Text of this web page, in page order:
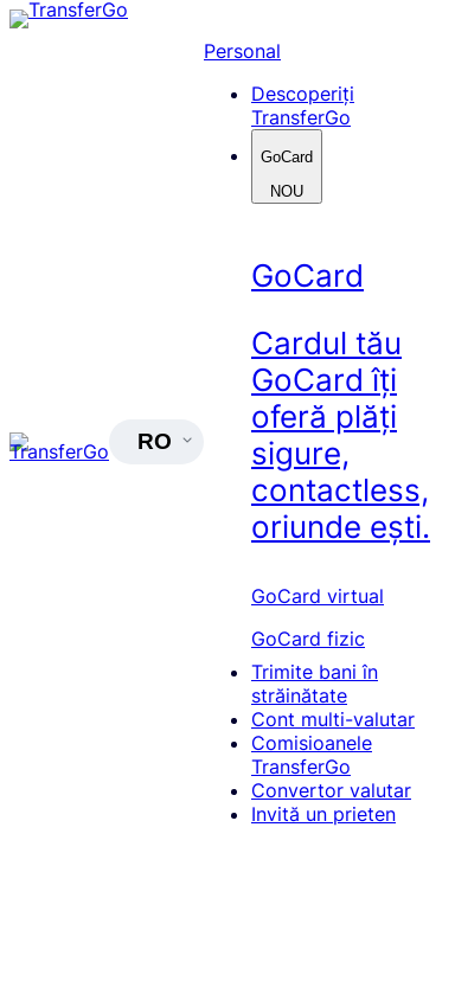
Skip
RO
Personal
Descoperiți
TransferGo
GoCard
NOU
GoCard
Cardul tău
GoCard îți
oferă plăți
sigure,
contactless,
oriunde ești.
GoCard virtual
GoCard fizic
Trimite bani în
străinătate
Cont multi-valutar
Comisioanele
TransferGo
Convertor valutar
Invită un prieten